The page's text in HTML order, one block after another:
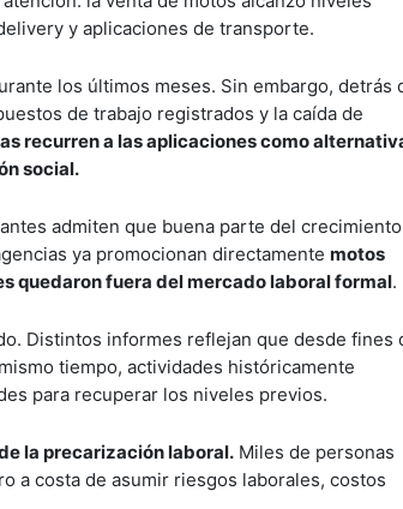
y aplicaciones de transporte.
los últimos meses. Sin embargo, detrás
de trabajo registrados y la caída de
recurren a las aplicaciones como
social.
admiten que buena parte del crecimiento
ya promocionan directamente motos
quedaron fuera del mercado laboral formal.
Distintos informes reflejan que desde fines
tiempo, actividades históricamente
para recuperar los niveles previos.
la precarización laboral. Miles de personas
a costa de asumir riesgos laborales, costos